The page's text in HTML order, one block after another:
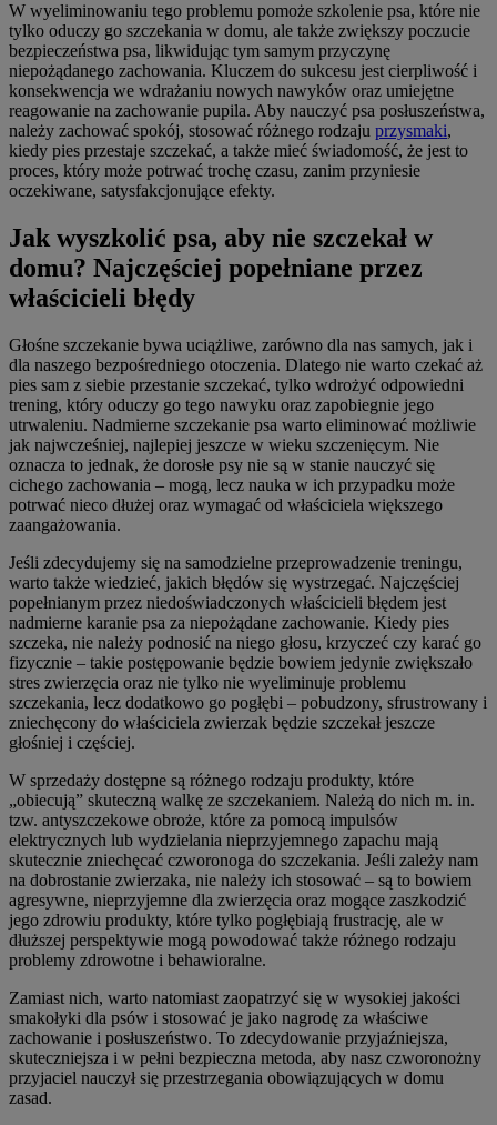
W wyeliminowaniu tego problemu pomoże szkolenie psa, które nie
tylko oduczy go szczekania w domu, ale także zwiększy poczucie
bezpieczeństwa psa, likwidując tym samym przyczynę
niepożądanego zachowania. Kluczem do sukcesu jest cierpliwość i
konsekwencja we wdrażaniu nowych nawyków oraz umiejętne
reagowanie na zachowanie pupila. Aby nauczyć psa posłuszeństwa,
należy zachować spokój, stosować różnego rodzaju przysmaki,
kiedy pies przestaje szczekać, a także mieć świadomość, że jest to
proces, który może potrwać trochę czasu, zanim przyniesie
oczekiwane, satysfakcjonujące efekty.
Jak wyszkolić psa, aby nie szczekał w
domu? Najczęściej popełniane przez
właścicieli błędy
Głośne szczekanie bywa uciążliwe, zarówno dla nas samych, jak i
dla naszego bezpośredniego otoczenia. Dlatego nie warto czekać aż
pies sam z siebie przestanie szczekać, tylko wdrożyć odpowiedni
trening, który oduczy go tego nawyku oraz zapobiegnie jego
utrwaleniu. Nadmierne szczekanie psa warto eliminować możliwie
jak najwcześniej, najlepiej jeszcze w wieku szczenięcym. Nie
oznacza to jednak, że dorosłe psy nie są w stanie nauczyć się
cichego zachowania – mogą, lecz nauka w ich przypadku może
potrwać nieco dłużej oraz wymagać od właściciela większego
zaangażowania.
Jeśli zdecydujemy się na samodzielne przeprowadzenie treningu,
warto także wiedzieć, jakich błędów się wystrzegać. Najczęściej
popełnianym przez niedoświadczonych właścicieli błędem jest
nadmierne karanie psa za niepożądane zachowanie. Kiedy pies
szczeka, nie należy podnosić na niego głosu, krzyczeć czy karać go
fizycznie – takie postępowanie będzie bowiem jedynie zwiększało
stres zwierzęcia oraz nie tylko nie wyeliminuje problemu
szczekania, lecz dodatkowo go pogłębi – pobudzony, sfrustrowany i
zniechęcony do właściciela zwierzak będzie szczekał jeszcze
głośniej i częściej.
W sprzedaży dostępne są różnego rodzaju produkty, które
„obiecują” skuteczną walkę ze szczekaniem. Należą do nich m. in.
tzw. antyszczekowe obroże, które za pomocą impulsów
elektrycznych lub wydzielania nieprzyjemnego zapachu mają
skutecznie zniechęcać czworonoga do szczekania. Jeśli zależy nam
na dobrostanie zwierzaka, nie należy ich stosować – są to bowiem
agresywne, nieprzyjemne dla zwierzęcia oraz mogące zaszkodzić
jego zdrowiu produkty, które tylko pogłębiają frustrację, ale w
dłuższej perspektywie mogą powodować także różnego rodzaju
problemy zdrowotne i behawioralne.
Zamiast nich, warto natomiast zaopatrzyć się w wysokiej jakości
smakołyki dla psów i stosować je jako nagrodę za właściwe
zachowanie i posłuszeństwo. To zdecydowanie przyjaźniejsza,
skuteczniejsza i w pełni bezpieczna metoda, aby nasz czworonożny
przyjaciel nauczył się przestrzegania obowiązujących w domu
zasad.